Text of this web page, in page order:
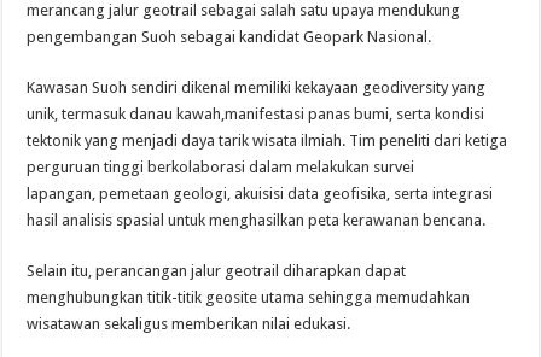
merancang jalur geotrail sebagai salah satu upaya mendukung
pengembangan Suoh sebagai kandidat Geopark Nasional.
Kawasan Suoh sendiri dikenal memiliki kekayaan geodiversity yang
unik, termasuk danau kawah,manifestasi panas bumi, serta kondisi
tektonik yang menjadi daya tarik wisata ilmiah. Tim peneliti dari ketiga
perguruan tinggi berkolaborasi dalam melakukan survei
lapangan, pemetaan geologi, akuisisi data geofisika, serta integrasi
hasil analisis spasial untuk menghasilkan peta kerawanan bencana.
Selain itu, perancangan jalur geotrail diharapkan dapat
menghubungkan titik-titik geosite utama sehingga memudahkan
wisatawan sekaligus memberikan nilai edukasi.